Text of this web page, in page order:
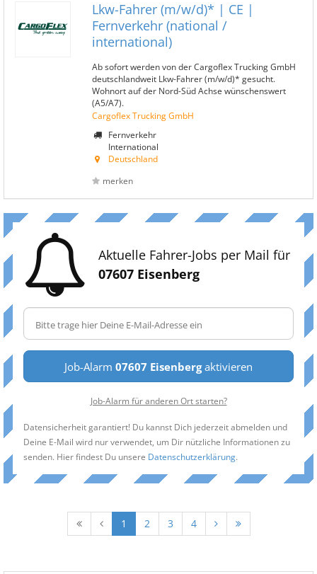
Lkw-Fahrer (m/w/d)* | CE |
Fernverkehr (national /
international)
Ab sofort werden von der Cargoflex Trucking GmbH
deutschlandweit Lkw-Fahrer (m/w/d)* gesucht.
Wohnort auf der Nord-Süd Achse wünschenswert
(A5/A7).
Cargoflex Trucking GmbH
Fernverkehr
International
Deutschland
merken
Aktuelle Fahrer-Jobs per Mail für
07607 Eisenberg
Job-Alarm 07607 Eisenbergaktivieren
Job-Alarm für anderen Ort starten?
Datensicherheit garantiert! Du kannst Dich jederzeit abmelden und
Deine E-Mail wird nur verwendet, um Dir nützliche Informationen zu
senden. Hier findest Du unsere Datenschutzerklärung.
1 2 3 4